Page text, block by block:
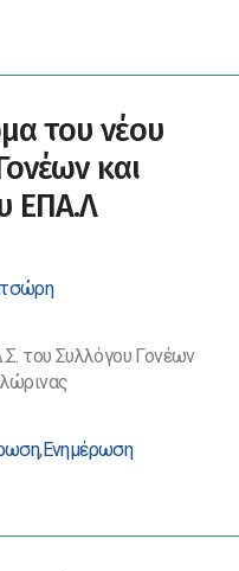
του νέου
και
ΕΠΑ.Λ
του Συλλόγου Γονέων
,Ενημέρωση